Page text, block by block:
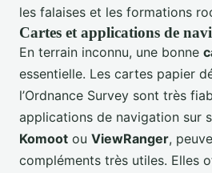
les falaises et les formations
Cartes et applications de
En terrain inconnu, une bonne
essentielle. Les cartes papier
l’Ordnance Survey sont très
applications de navigation sur
Komoot ou ViewRanger,
compléments très utiles. Elles